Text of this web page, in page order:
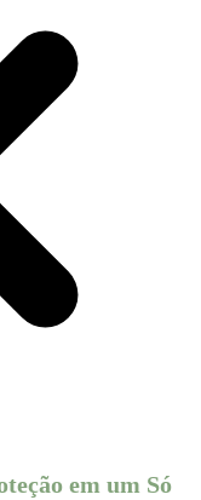
em um Só